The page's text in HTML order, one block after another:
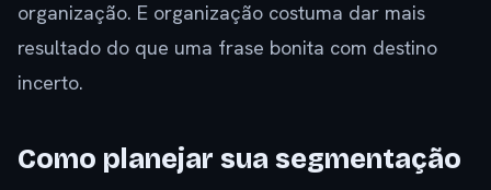
organização. E organização costuma dar mais
resultado do que uma frase bonita com destino
incerto.
Como planejar sua segmentação